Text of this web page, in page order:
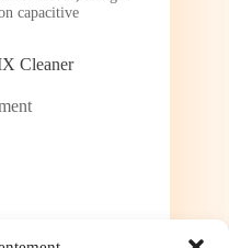
capacitive
Cleaner